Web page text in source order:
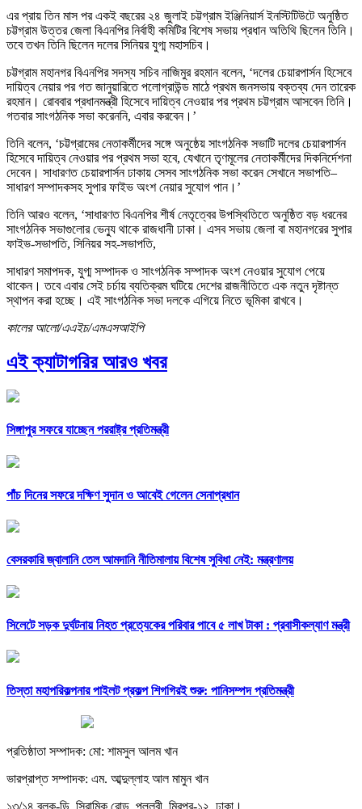
এর প্রায় তিন মাস পর একই বছরের ২৪ জুলাই চট্টগ্রাম ইঞ্জিনিয়ার্স ইনস্টিটিউটে অনুষ্ঠিত
চট্টগ্রাম উত্তর জেলা বিএনপির নির্বাহী কমিটির বিশেষ সভায় প্রধান অতিথি ছিলেন তিনি।
তবে তখন তিনি ছিলেন দলের সিনিয়র যুগ্ম মহাসচিব।
চট্টগ্রাম মহানগর বিএনপির সদস্য সচিব নাজিমুর রহমান বলেন, ‘দলের চেয়ারপার্সন হিসেবে
দায়িত্ব নেয়ার পর গত জানুয়ারিতে পলোগ্রাউন্ড মাঠে প্রথম জনসভায় বক্তব্য দেন তারেক
রহমান। রোববার প্রধানমন্ত্রী হিসেবে দায়িত্ব নেওয়ার পর প্রথম চট্টগ্রাম আসবেন তিনি।
গতবার সাংগঠনিক সভা করেননি, এবার করবেন।’
তিনি বলেন, ‘চট্টগ্রামের নেতাকর্মীদের সঙ্গে অনুষ্ঠেয় সাংগঠনিক সভাটি দলের চেয়ারপার্সন
হিসেবে দায়িত্ব নেওয়ার পর প্রথম সভা হবে, যেখানে তৃণমূলের নেতাকর্মীদের দিকনির্দেশনা
দেবেন। সাধারণত চেয়ারপার্সন ঢাকায় সেসব সাংগঠনিক সভা করেন সেখানে সভাপতি–
সাধারণ সম্পাদকসহ সুপার ফাইভ অংশ নেয়ার সুযোগ পান।’
তিনি আরও বলেন, ‘সাধারণত বিএনপির শীর্ষ নেতৃত্বের উপস্থিতিতে অনুষ্ঠিত বড় ধরনের
সাংগঠনিক সভাগুলোর ভেন্যু থাকে রাজধানী ঢাকা। এসব সভায় জেলা বা মহানগরের সুপার
ফাইভ-সভাপতি, সিনিয়র সহ-সভাপতি,
সাধারণ সমাপদক, যুগ্ম সম্পাদক ও সাংগঠনিক সম্পাদক অংশ নেওয়ার সুযোগ পেয়ে
থাকেন। তবে এবার সেই চর্চায় ব্যতিক্রম ঘটিয়ে দেশের রাজনীতিতে এক নতুন দৃষ্টান্ত
স্থাপন করা হচ্ছে। এই সাংগঠনিক সভা দলকে এগিয়ে নিতে ভূমিকা রাখবে।
কালের আলো/এএইচ/এমএসআইপি
এই ক্যাটাগরির আরও খবর
সিঙ্গাপুর সফরে যাচ্ছেন পররাষ্ট্র প্রতিমন্ত্রী
পাঁচ দিনের সফরে দক্ষিণ সুদান ও আবেই গেলেন সেনাপ্রধান
বেসরকারি জ্বালানি তেল আমদানি নীতিমালায় বিশেষ সুবিধা নেই: মন্ত্রণালয়
সিলেটে সড়ক দুর্ঘটনায় নিহত প্রত্যেকের পরিবার পাবে ৫ লাখ টাকা : প্রবাসীকল্যাণ মন্ত্রী
তিস্তা মহাপরিকল্পনার পাইলট প্রকল্প শিগগিরই শুরু: পানিসম্পদ প্রতিমন্ত্রী
প্রতিষ্ঠাতা সম্পাদক: মো: শামসুল আলম খান
ভারপ্রাপ্ত সম্পাদক: এম. আব্দুল্লাহ আল মামুন খান
১৩/১৪ ব্লক-ডি, সিরামিক রোড, পল্লবী, মিরপুর-১২, ঢাকা।